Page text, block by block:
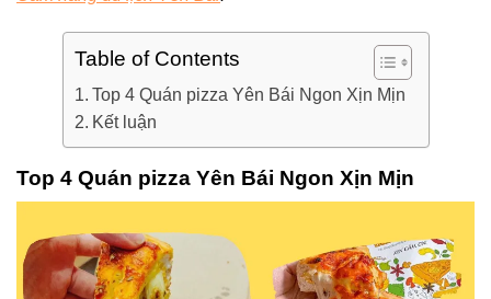
Table of Contents
Top 4 Quán pizza Yên Bái Ngon Xịn Mịn
Kết luận
Top 4 Quán pizza Yên Bái Ngon Xịn Mịn